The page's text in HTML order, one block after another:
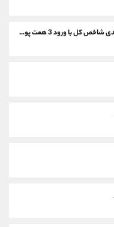
بورس 9 تیر 1405؛ رشد 68 هزار واحدی شاخص کل با ورود 3 همت پول حقیقی